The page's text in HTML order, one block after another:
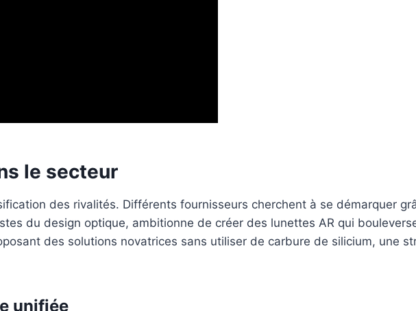
le secteur
des rivalités. Différents fournisseurs cherchent à se démarquer
du design optique, ambitionne de créer des lunettes AR qui
des solutions novatrices sans utiliser de carbure de silicium, une
unifiée